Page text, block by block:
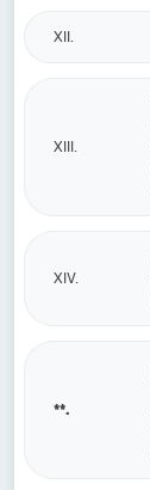
XII.
XIII.
XIV.
**.